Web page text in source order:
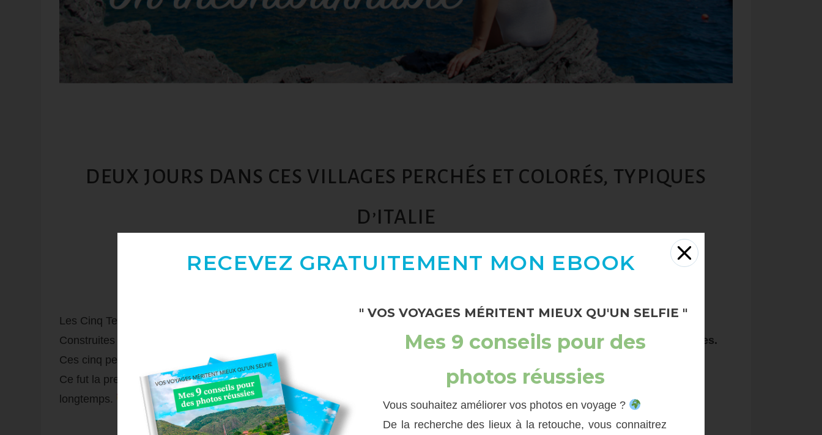
DEUX JOURS DANS CES VILLAGES PERCHÉS ET COLORÉS, TYPIQUES
D’ITALIE
Les Cinq Terres ou Cinque Terre en italien, représentent un ensemble de 5 villages situés enLigurie , dans le Nord-Ouest de l’Italie.
Construites à flanc de falaise, ces habitations colorées, perchées entre mer et montagne donnent naissance à desublimes paysages.
Ces cinq petits villages sont devenus desspots incontournable
Ce fut la première étape de notreroad tripd’un mois au Nord de l’Italie.
C’est une destination que j’avais hâte de visiter depuis
longtemps.
RECEVEZ GRATUITEMENT MON EBOOK
" VOS VOYAGES MÉRITENT MIEUX QU'UN SELFIE "
Mes 9 conseils pour des
photos réussies
Vous souhaitez améliorer vos photos en voyage ?
De la recherche des lieux à la retouche, vous connaitrez